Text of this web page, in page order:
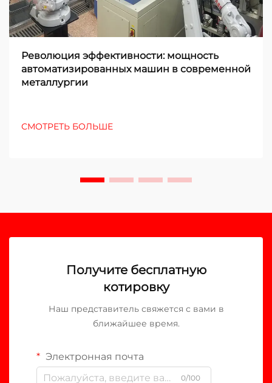
Революция эффективности: мощность
автоматизированных машин в современной
металлургии
СМОТРЕТЬ БОЛЬШЕ
Получите бесплатную
котировку
Наш представитель свяжется с вами в
ближайшее время.
Электронная почта
0/100